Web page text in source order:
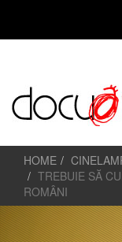
HOME
TREBUIE SĂ
ROMÂNI